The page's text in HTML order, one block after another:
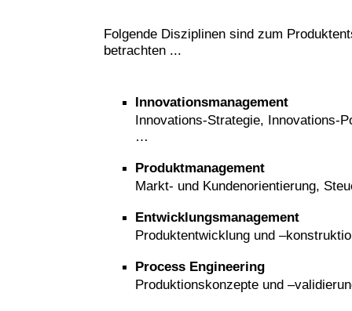
Folgende Disziplinen sind zum
betrachten ...
Innovationsmanagement
Innovations-Strategie, Innovations-
Produktmanagement
Markt- und Kundenorientierung,
Entwicklungsmanagement
Produktentwicklung und
Process Engineering
Produktionskonzepte und